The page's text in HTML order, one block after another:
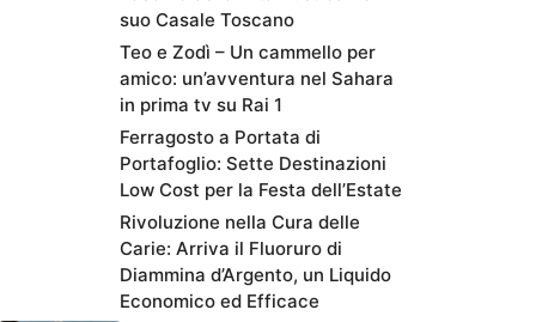
suo Casale Toscano
Teo e Zodì – Un cammello per
amico: un’avventura nel Sahara
in prima tv su Rai 1
Ferragosto a Portata di
Portafoglio: Sette Destinazioni
Low Cost per la Festa dell’Estate
Rivoluzione nella Cura delle
Carie: Arriva il Fluoruro di
Diammina d’Argento, un Liquido
Economico ed Efficace